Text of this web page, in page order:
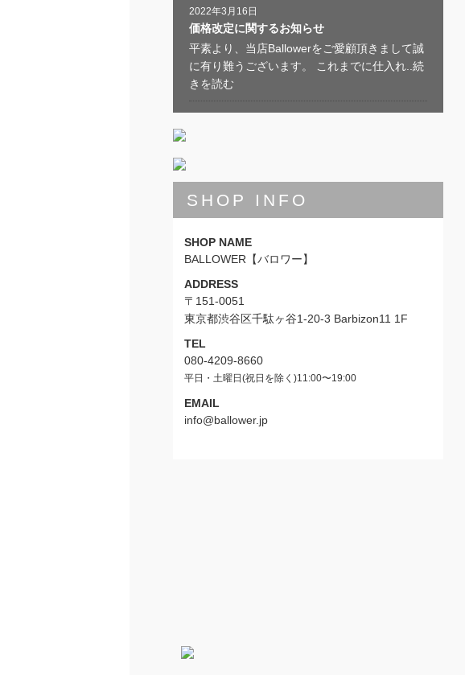
2022年3月16日
価格改定に関するお知らせ
平素より、当店Ballowerをご愛顧頂きまして誠
に有り難うございます。 これまでに仕入れ..続
きを読む
SHOP INFO
SHOP NAME
BALLOWER【バロワー】
ADDRESS
〒151-0051
東京都渋谷区千駄ヶ谷1-20-3 Barbizon11 1F
TEL
080-4209-8660
平日・土曜日(祝日を除く)11:00〜19:00
EMAIL
info@ballower.jp